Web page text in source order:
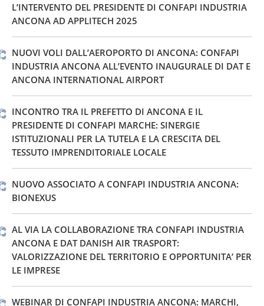
L’INTERVENTO DEL PRESIDENTE DI CONFAPI INDUSTRIA
ANCONA AD APPLITECH 2025
NUOVI VOLI DALL’AEROPORTO DI ANCONA: CONFAPI
INDUSTRIA ANCONA ALL’EVENTO INAUGURALE DI DAT E
ANCONA INTERNATIONAL AIRPORT
INCONTRO TRA IL PREFETTO DI ANCONA E IL
PRESIDENTE DI CONFAPI MARCHE: SINERGIE
ISTITUZIONALI PER LA TUTELA E LA CRESCITA DEL
TESSUTO IMPRENDITORIALE LOCALE
NUOVO ASSOCIATO A CONFAPI INDUSTRIA ANCONA:
BIONEXUS
AL VIA LA COLLABORAZIONE TRA CONFAPI INDUSTRIA
ANCONA E DAT DANISH AIR TRASPORT:
VALORIZZAZIONE DEL TERRITORIO E OPPORTUNITA’ PER
LE IMPRESE
WEBINAR DI CONFAPI INDUSTRIA ANCONA: MARCHI,